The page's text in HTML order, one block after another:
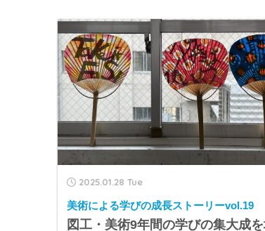
2025.01.28 Tue
美術による学びの成長ストーリーvol.19
図工・美術9年間の学びの集大成